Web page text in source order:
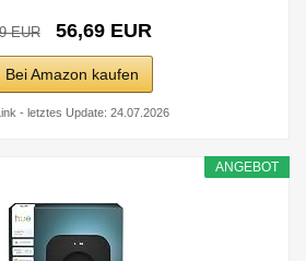
EUR 56,69 EUR
Bei Amazon kaufen
- letztes Update: 24.07.2026
ANGEBOT